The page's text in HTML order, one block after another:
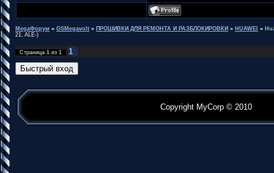
MegaФорум » GSMegavolt » ПРОШИВКИ ДЛЯ РЕМОНТА И РАЗБЛОКИРОВКИ » HUAWEI »
21, ALE-)
Страница 1 из 1 1
Copyright MyCorp © 2010